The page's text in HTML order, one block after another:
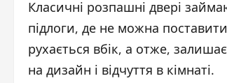
Класичні розпашні двері
підлоги, де не можна
рухається вбік, а отже,
на дизайн і відчуття в кімнаті.